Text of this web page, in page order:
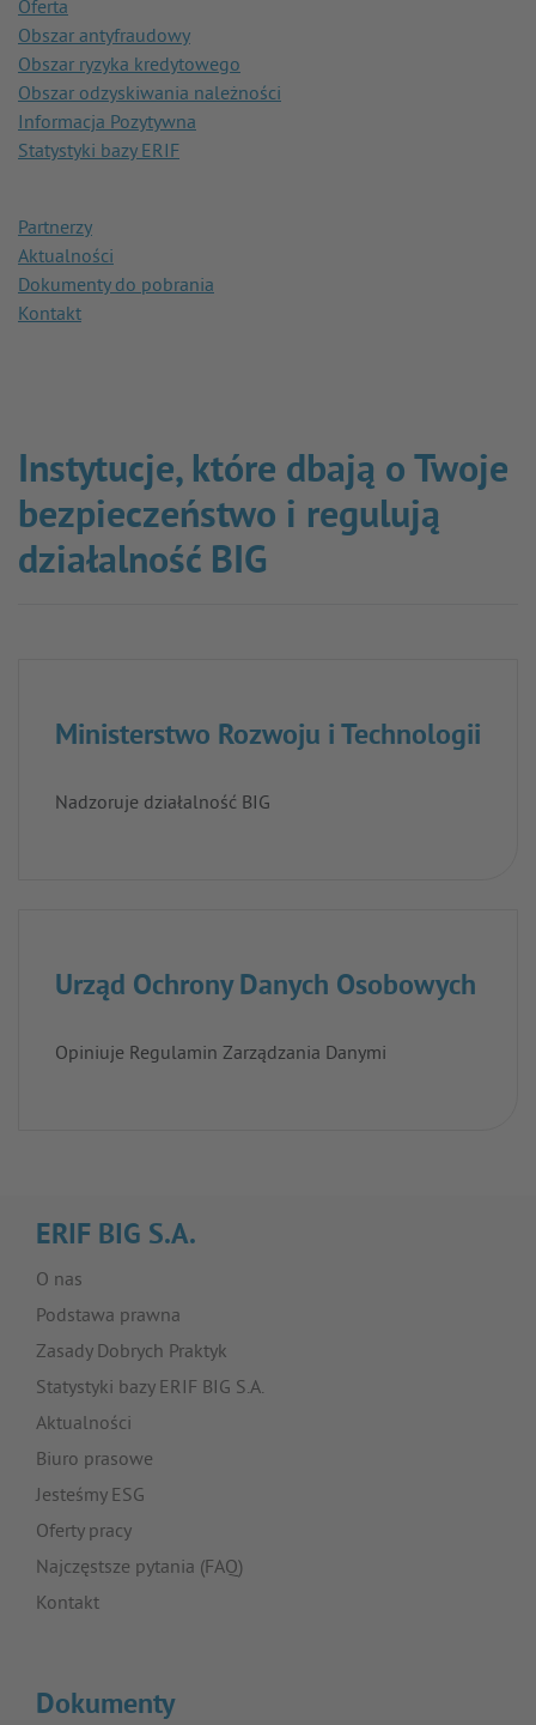
Oferta
Obszar antyfraudowy
Obszar ryzyka kredytowego
Obszar odzyskiwania należności
Informacja Pozytywna
Statystyki bazy ERIF
Partnerzy
Aktualności
Dokumenty do pobrania
Kontakt
Instytucje, które dbają o Twoje
bezpieczeństwo i regulują
działalność BIG
Ministerstwo Rozwoju i Technologii
Nadzoruje działalność BIG
Urząd Ochrony Danych Osobowych
Opiniuje Regulamin Zarządzania Danymi
ERIF BIG S.A.
O nas
Podstawa prawna
Zasady Dobrych Praktyk
Statystyki bazy ERIF BIG S.A.
Aktualności
Biuro prasowe
Jesteśmy ESG
Oferty pracy
Najczęstsze pytania (FAQ)
Kontakt
Dokumenty